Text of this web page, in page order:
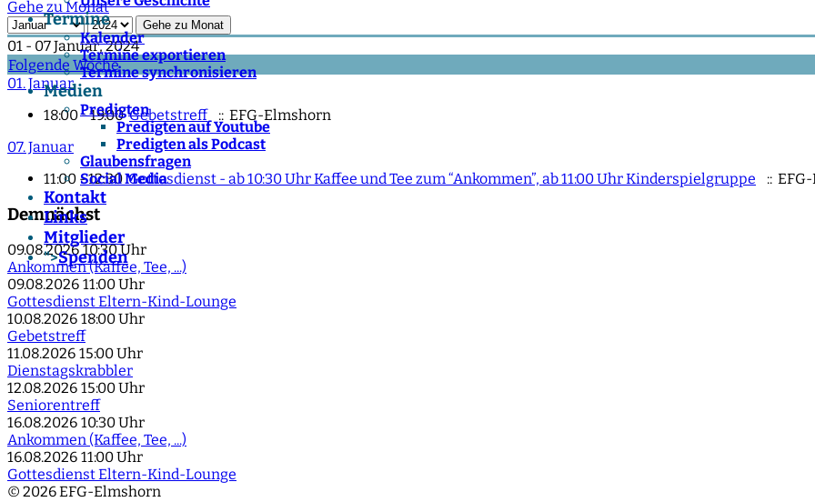
Termine
Kalender
Termine exportieren
Termine synchronisieren
Medien
Predigten
Predigten auf Youtube
Predigten als Podcast
Glaubensfragen
Social Media
Kontakt
Links
Mitglieder
">Spenden
Gehe zu Monat
Gehe zu Monat
01 - 07 Januar, 2024
Folgende Woche
01. Januar
18:00 - 19:00Gebetstreff
:: EFG-Elmshorn
07. Januar
11:00 - 12:30Gottesdienst - ab 10:30 Uhr Kaffee und Tee zum “Ankommen”, ab 11:00 Uhr Kinderspielgruppe ::
Demnächst
09.08.2026 10:30 Uhr
Ankommen (Kaffee, Tee, ...)
09.08.2026 11:00 Uhr
Gottesdienst Eltern-Kind-Lounge
10.08.2026 18:00 Uhr
Gebetstreff
11.08.2026 15:00 Uhr
Dienstagskrabbler
12.08.2026 15:00 Uhr
Seniorentreff
16.08.2026 10:30 Uhr
Ankommen (Kaffee, Tee, ...)
16.08.2026 11:00 Uhr
Gottesdienst Eltern-Kind-Lounge
© 2026 EFG-Elmshorn